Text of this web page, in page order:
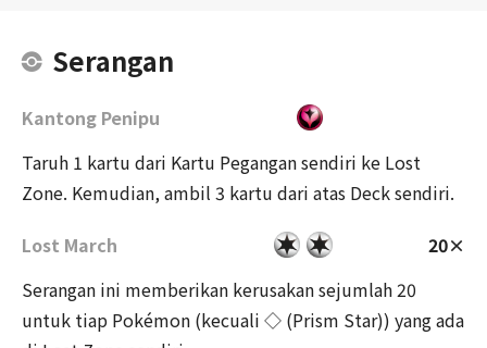
Serangan
Kantong Penipu
Taruh 1 kartu dari Kartu Pegangan sendiri ke Lost
Zone. Kemudian, ambil 3 kartu dari atas Deck sendiri.
Lost March
20×
Serangan ini memberikan kerusakan sejumlah 20
untuk tiap Pokémon (kecuali ◇ (Prism Star)) yang ada